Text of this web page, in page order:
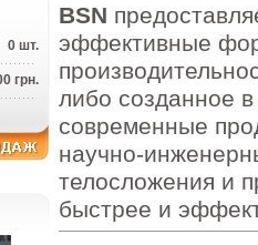
0 шт.
грн.
BSN
эффективные
либо созданное
современные
научно-
телосложения и
быстрее и